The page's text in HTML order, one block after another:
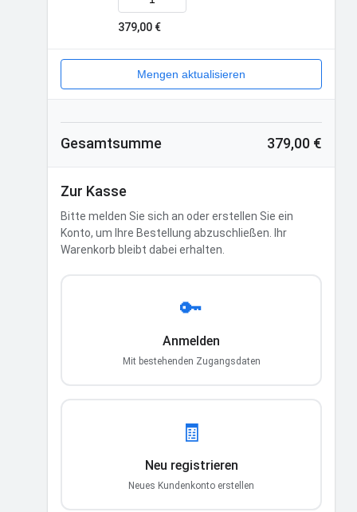
379,00 €
Mengen aktualisieren
Gesamtsumme 379,00 €
Zur Kasse
Bitte melden Sie sich an oder erstellen Sie ein
Konto, um Ihre Bestellung abzuschließen. Ihr
Warenkorb bleibt dabei erhalten.
🔑
Anmelden
Mit bestehenden Zugangsdaten
🧾
Neu registrieren
Neues Kundenkonto erstellen